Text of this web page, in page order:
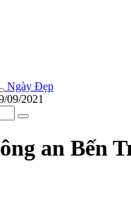
Ngày Đẹp
09/2021
an Bến